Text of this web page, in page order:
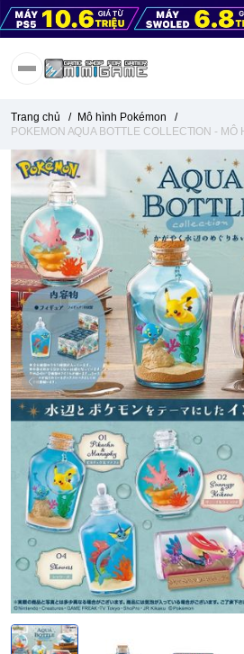
Trang chủ / Mô hình Pokémon
/
POKEMON AQUA BOTTLE COLLECTION -